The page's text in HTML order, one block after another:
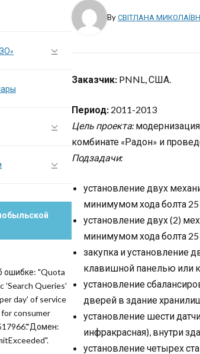
ByСВІТЛАНА
Заказчик: PNNL, США.
Период: 2011-2013
Цель проекта:
комбинате «Радон» и
Подзадачи:
установление двух
минимумом хода болта
установление двух (2)
минимумом хода болта
закупка и установление
клавишной панелью или
установление
дверей в здание
установление шести
инфракрасная), внутри
установление четырех
ошибке: "Quota
'Search Queries'
day' of service
consumer